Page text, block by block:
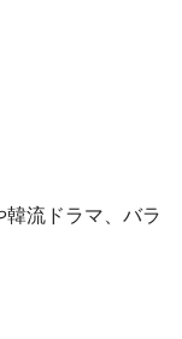
流ドラマ、バラ